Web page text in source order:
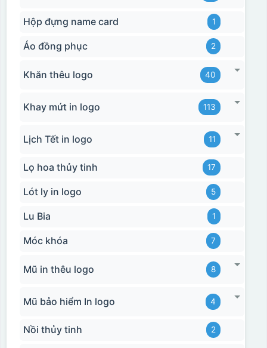
Hộp đựng name card 1
Áo đồng phục 2
Khăn thêu logo 40
Khay mứt in logo 113
Lịch Tết in logo 11
Lọ hoa thủy tinh 17
Lót ly in logo 5
Lu Bia 1
Móc khóa 7
Mũ in thêu logo 8
Mũ bảo hiểm In logo 4
Nồi thủy tinh 2